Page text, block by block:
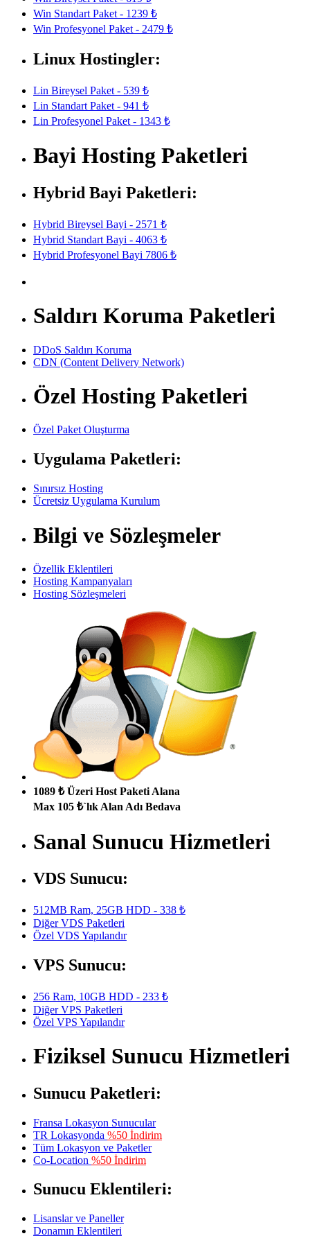
Win Standart Paket - 1239 ₺
Win Profesyonel Paket - 2479 ₺
Linux Hostingler:
Lin Bireysel Paket - 539 ₺
Lin Standart Paket - 941 ₺
Lin Profesyonel Paket - 1343 ₺
Bayi Hosting Paketleri
Hybrid Bayi Paketleri:
Hybrid Bireysel Bayi - 2571 ₺
Hybrid Standart Bayi - 4063 ₺
Hybrid Profesyonel Bayi 7806 ₺
Saldırı Koruma Paketleri
DDoS Saldırı Koruma
CDN (Content Delivery Network)
Özel Hosting Paketleri
Özel Paket Oluşturma
Uygulama Paketleri:
Sınırsız Hosting
Ücretsiz Uygulama Kurulum
Bilgi ve Sözleşmeler
Özellik Eklentileri
Hosting Kampanyaları
Hosting Sözleşmeleri
1089 ₺ Üzeri Host Paketi Alana
Max 105 ₺`lık Alan Adı Bedava
Sanal Sunucu Hizmetleri
VDS Sunucu:
512MB Ram, 25GB HDD - 338 ₺
Diğer VDS Paketleri
Özel VDS Yapılandır
VPS Sunucu:
256 Ram, 10GB HDD - 233 ₺
Diğer VPS Paketleri
Özel VPS Yapılandır
Fiziksel Sunucu Hizmetleri
Sunucu Paketleri:
Fransa Lokasyon Sunucular
TR Lokasyonda %50 İndirim
Tüm Lokasyon ve Paketler
Co-Location %50 İndirim
Sunucu Eklentileri:
Lisanslar ve Paneller
Donamın Eklentileri